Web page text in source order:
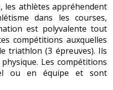
les athlètes appréhendent
dans les courses,
est polyvalente tout
compétitions auxquelles
triathlon (3 épreuves). Ils
Les compétitions
ou en équipe et sont